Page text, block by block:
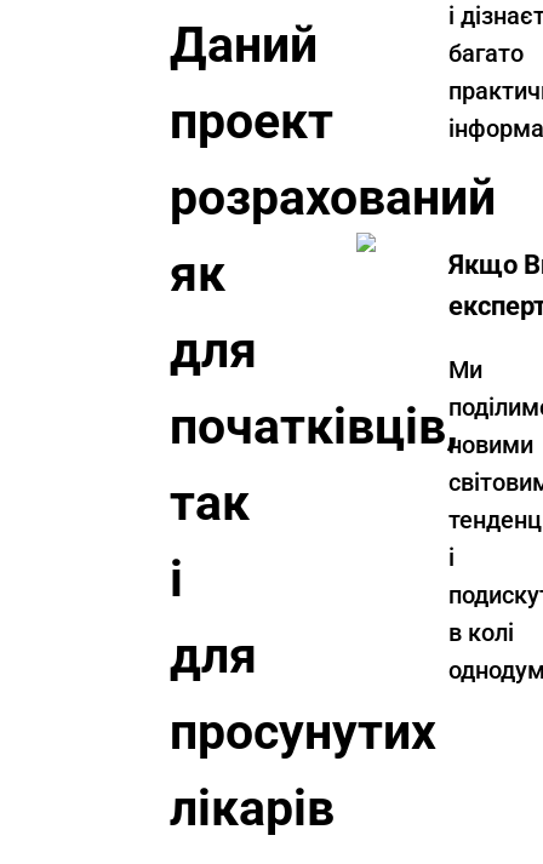
Даний
проект
розрахований
як
для
початківців,
так
і
для
просунутих
лікарів
і
багато
Якщо
Ми
новими
і
в колі